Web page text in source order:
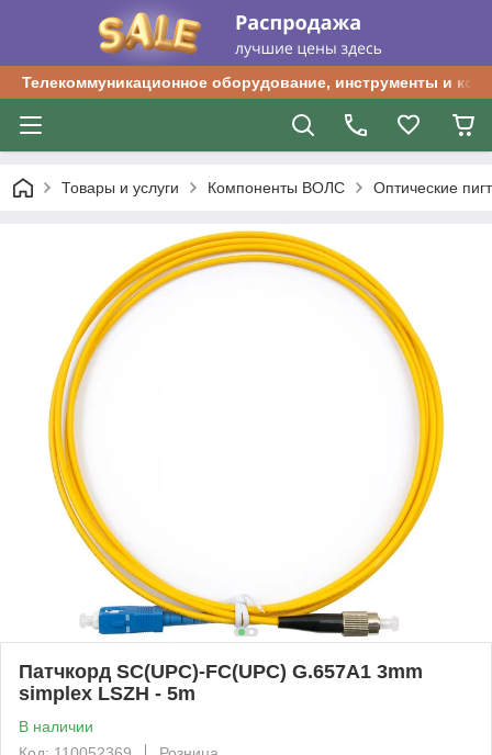
Телекоммуникационное оборудование, инструменты и
Товары и услуги Компоненты ВОЛС Оптические
Патчкорд SC(UPC)-FC(UPC) G.657A1 3mm
simplex LSZH - 5m
В наличии